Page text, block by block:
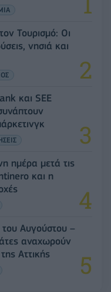
Τουρισμό: Οι
νησιά και
και SEE
ημέρα μετά τις
και η
Αυγούστου –
αναχωρούν
Αττικής